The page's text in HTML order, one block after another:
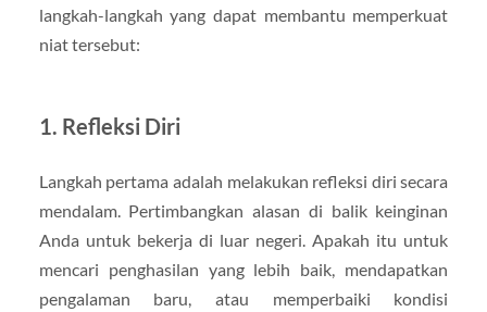
langkah-langkah yang dapat membantu memperkuat
niat tersebut:
1. Refleksi Diri
Langkah pertama adalah melakukan refleksi diri secara
mendalam. Pertimbangkan alasan di balik keinginan
Anda untuk bekerja di luar negeri. Apakah itu untuk
mencari penghasilan yang lebih baik, mendapatkan
pengalaman baru, atau memperbaiki kondisi